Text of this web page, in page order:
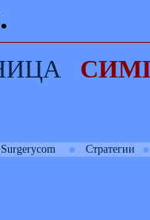
.
● Стратегии ●